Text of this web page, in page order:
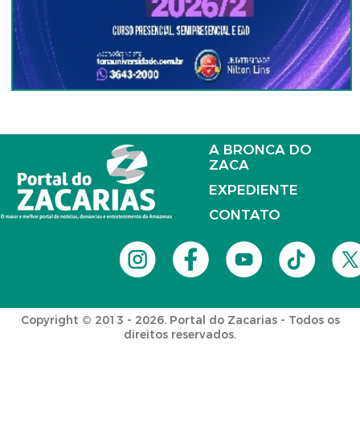
A BRONCA DO
ZACA
EXPEDIENTE
CONTATO
Copyright © 2013 - 2026. Portal do Zacarias - Todos os
direitos reservados.